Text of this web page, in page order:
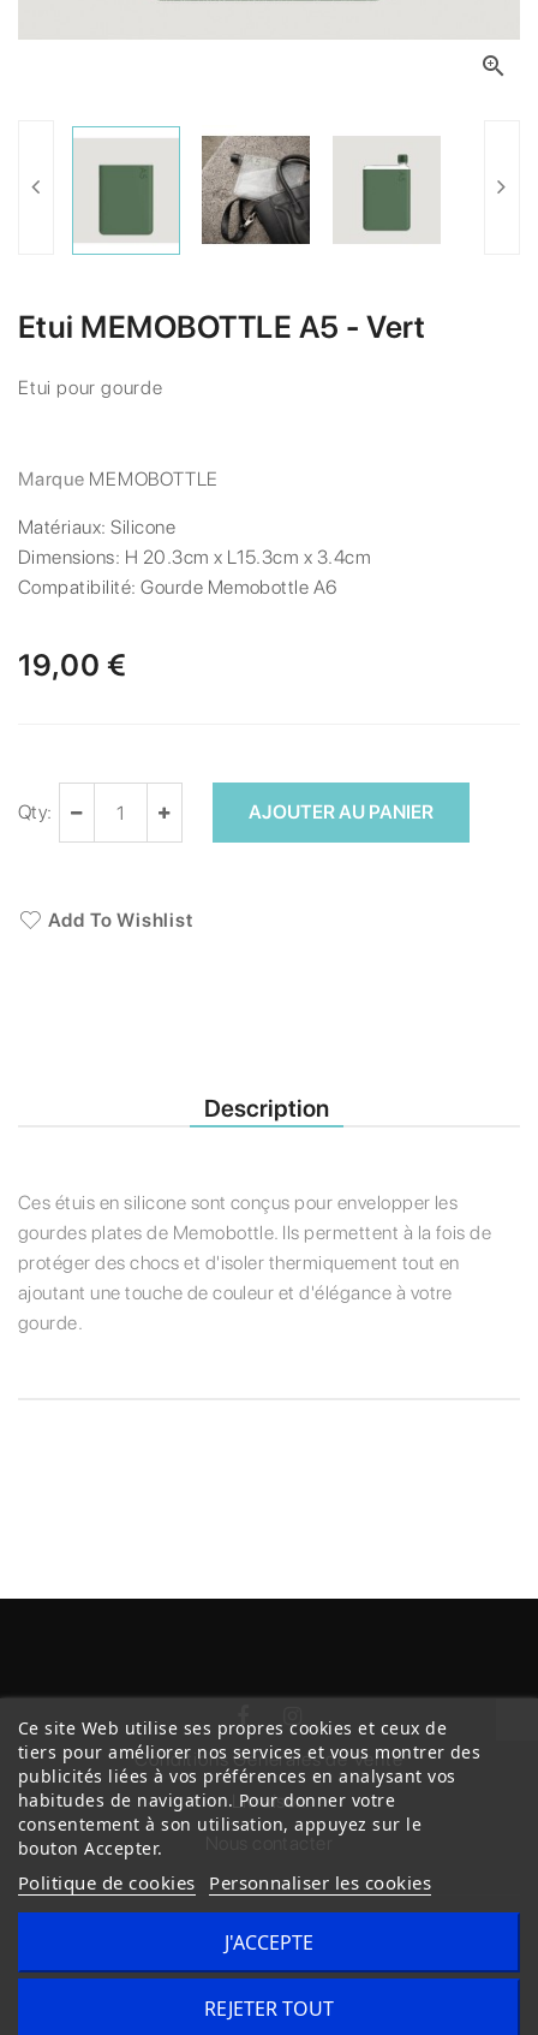

Etui MEMOBOTTLE A5 - Vert
Etui pour gourde
Marque MEMOBOTTLE
Matériaux:Silicone
Dimensions: H 20.3cm x L15.3cm x 3.4cm
Compatibilité:Gourde Memobottle A6
19,00 €
Qty: AJOUTER AU PANIER
Add To Wishlist
Description
Ces étuis en silicone sont conçus pour envelopper les
gourdes plates de Memobottle. Ils permettent à la fois de
protéger des chocs et d'isoler thermiquement tout en
ajoutant une touche de couleur et d'élégance à votre
gourde.
Conditions Générales de Vente
Livraison
trilogue-design.fr
Ce site Web utilise ses propres cookies et ceux de
tiers pour améliorer nos services et vous montrer des
publicités liées à vos préférences en analysant vos
habitudes de navigation. Pour donner votre
consentement à son utilisation, appuyez sur le
bouton Accepter.
Politique de cookies Personnaliser les cookies
REJETER TOUT
J'ACCEPTE